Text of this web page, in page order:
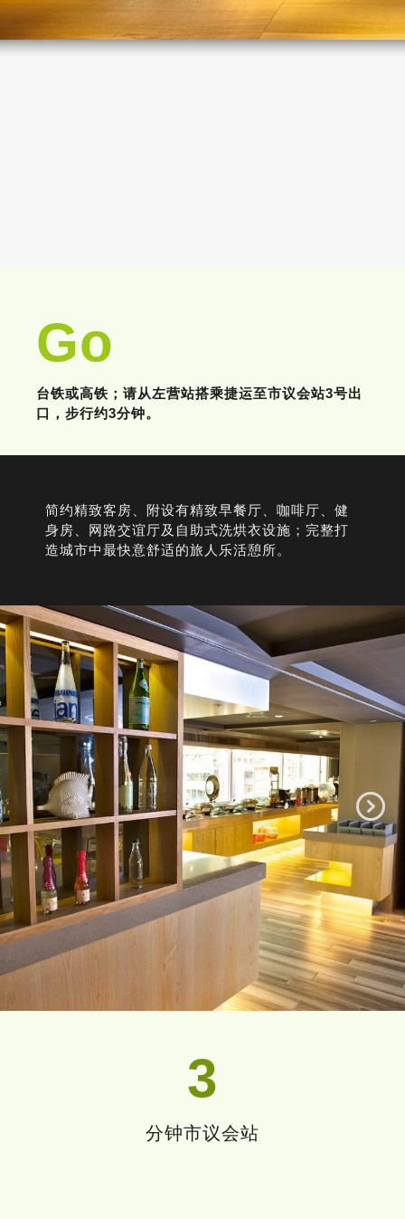
Go
台铁或高铁；请从左营站搭乘捷运至市议会站3号出
口，步行约3分钟。
简约精致客房、附设有精致早餐厅、咖啡厅、健
身房、网路交谊厅及自助式洗烘衣设施；完整打
造城市中最快意舒适的旅人乐活憩所。
3
分钟市议会站